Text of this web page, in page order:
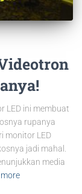
LED ini membuat
rupanya
monitor LED
jadi mahal.
media